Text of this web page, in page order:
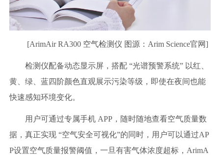
[ArimAir RA300 空气检测仪 图源：Arim Science官网]
检测仪配备动态显示屏，搭配 “光谱预警系统” 以红、
黄、绿、蓝四阶颜色直观展示污染等级，即使在夜间也能
快速感知环境变化。
用户可通过专属手机 APP，随时随地查看空气质量数
据，真正实现 “空气安全可视化”的同时，用户可以通过AP
P设置空气质量报警阈值，一旦有害气体浓度超标，ArimA